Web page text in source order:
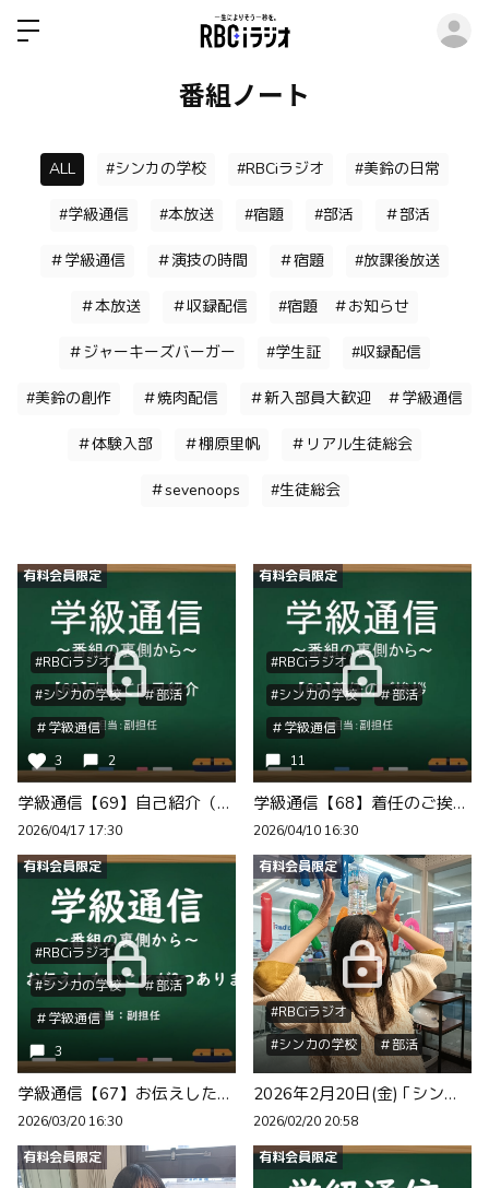
番組ノート
ALL #シンカの学校 #RBCiラジオ #美鈴の日常
#学級通信 #本放送 #宿題 #部活 ＃部活
＃学級通信 ＃演技の時間 ＃宿題 #放課後放送
＃本放送 ＃収録配信 #宿題 ＃お知らせ
＃ジャーキーズバーガー #学生証 #収録配信
#美鈴の創作 ＃焼肉配信 ＃新入部員大歓迎 ＃学級通信
＃体験入部 ＃棚原里帆 ＃リアル生徒総会
＃sevenoops #生徒総会
有料会員限定
#RBCiラジオ
#シンカの学校
＃部活
＃学級通信
3
2
学級通信【69】自己紹介（副担任）
2026/04/17 17:30
有料会員限定
#RBCiラジオ
#シンカの学校
＃部活
＃学級通信
11
学級通信【68】着任のご挨拶（副担任）
2026/04/10 16:30
有料会員限定
#RBCiラジオ
#シンカの学校
＃部活
＃学級通信
3
学級通信【67】お伝えしたいことが3つあります。
2026/03/20 16:30
有料会員限定
#RBCiラジオ
#シンカの学校
＃部活
2026年2月20日(金) ｢シンカの学校｣ 部活
2026/02/20 20:58
有料会員限定 有料会員限定